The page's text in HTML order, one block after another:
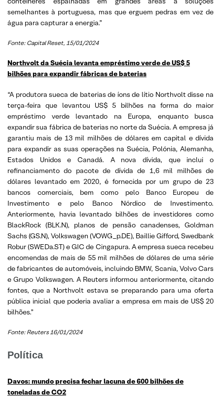
semelhantes à portuguesa, mas que erguem pedras em vez de
água para capturar a energia.”
Fonte: Capital Reset, 15/01/2024
Northvolt da Suécia levanta empréstimo verde de US$ 5
bilhões para expandir fábricas de baterias
“A produtora sueca de baterias de íons de lítio Northvolt disse na
terça-feira que levantou US$ 5 bilhões na forma do maior
empréstimo verde levantado na Europa, enquanto busca
expandir sua fábrica de baterias no norte da Suécia. A empresa já
garantiu mais de 13 mil milhões de dólares em capital e dívida
para expandir as suas operações na Suécia, Polónia, Alemanha,
Estados Unidos e Canadá. A nova dívida, que inclui o
refinanciamento do pacote de dívida de 1,6 mil milhões de
dólares levantado em 2020, é fornecida por um grupo de 23
bancos comerciais, bem como pelo Banco Europeu de
Investimento e pelo Banco Nórdico de Investimento.
Anteriormente, havia levantado bilhões de investidores como
BlackRock (BLK.N), planos de pensão canadenses, Goldman
Sachs (GS.N), Volkswagen (VOWG_p.DE), Baillie Gifford, Swedbank
Robur (SWEDa.ST) e GIC de Cingapura. A empresa sueca recebeu
encomendas de mais de 55 mil milhões de dólares de uma série
de fabricantes de automóveis, incluindo BMW, Scania, Volvo Cars
e Grupo Volkswagen. A Reuters informou anteriormente, citando
fontes, que a Northvolt estava se preparando para uma oferta
pública inicial que poderia avaliar a empresa em mais de US$ 20
bilhões.”
Fonte: Reuters 16/01/2024
Política
Davos: mundo precisa fechar lacuna de 600 bilhões de
toneladas de CO2